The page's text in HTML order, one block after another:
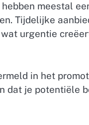
meestal
Tijdelijke
urgentie
in het
dat je potentiële